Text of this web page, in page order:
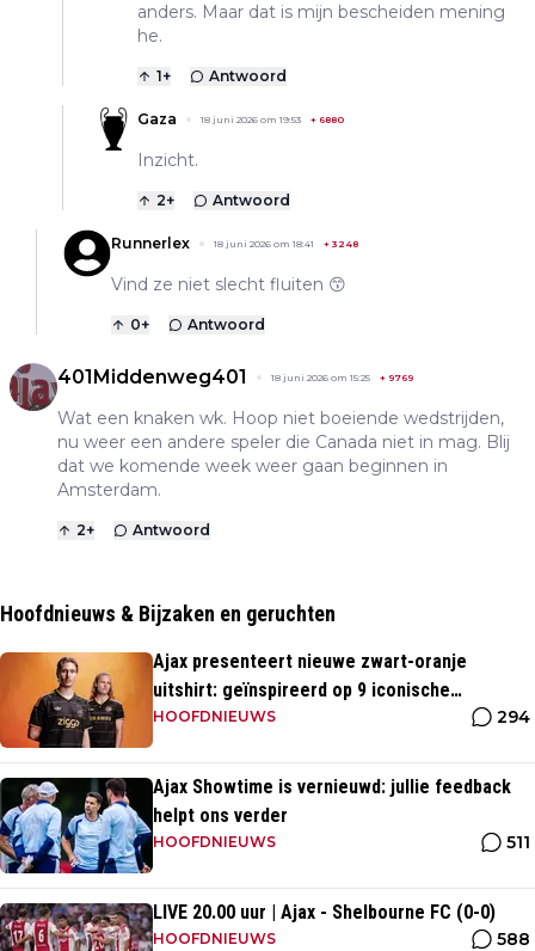
anders. Maar dat is mijn bescheiden mening
he.
1+ Antwoord
Gaza 18 juni 2026 om 19:53 + 6880
Inzicht.
2+ Antwoord
Runnerlex 18 juni 2026 om 18:41 + 3248
Vind ze niet slecht fluiten 😙
0+ Antwoord
401Middenweg401 18 juni 2026 om 15:25 + 9769
Wat een knaken wk. Hoop niet boeiende wedstrijden,
nu weer een andere speler die Canada niet in mag. Blij
dat we komende week weer gaan beginnen in
Amsterdam.
2+ Antwoord
Hoofdnieuws & Bijzaken en geruchten
Ajax presenteert nieuwe zwart-oranje
uitshirt: geïnspireerd op 9 iconische
momenten uit clubhistorie
HOOFDNIEUWS 294
Ajax Showtime is vernieuwd: jullie feedback
helpt ons verder
HOOFDNIEUWS 511
LIVE 20.00 uur | Ajax - Shelbourne FC (0-0)
HOOFDNIEUWS 588